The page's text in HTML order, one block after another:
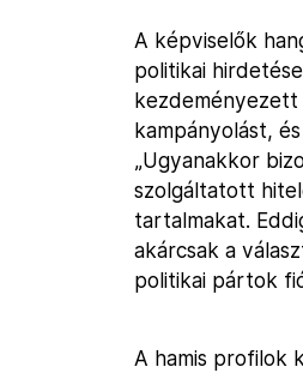
A képviselők
politikai
kampányolást,
„Ugyanakkor
szolgáltatott
tartalmakat.
akárcsak a
politikai pártok
A hamis profilok